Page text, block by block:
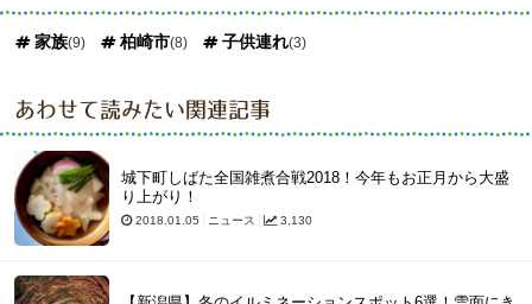
家族(9) 柏崎市(8) 子供連れ(3)
あわせて読みたい関連記事
城下町しばた全国雑煮合戦2018！今年もお正月から大盛
り上がり！
2018.01.05 ニュース 3,130